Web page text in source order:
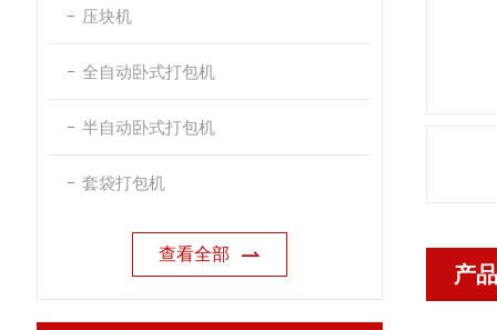
压块机
全自动卧式打包机
半自动卧式打包机
套袋打包机
查看全部
产